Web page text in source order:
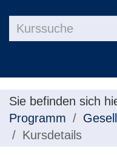
Sie befinden sich
Programm
Kursdetails